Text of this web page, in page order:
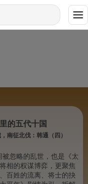
的五代十国
南征北伐：韩通（四）
忽略的乱世，也是《太
相的权谋博弈，更聚焦
百姓的流离、将士的抉